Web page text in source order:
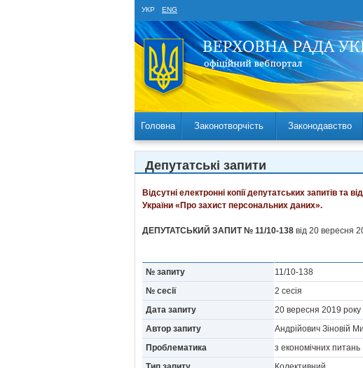
УКР ENG
Головна Законотворчість Законодавство
Депутатські запити
Відсутні електронні копії депутатських запитів
України «Про захист персональних даних».
ДЕПУТАТСЬКИЙ ЗАПИТ № 11/10-138 від 20 вересня
№ запиту
11/10-138
№ сесії
2 сесія
Дата запиту
20 вересня 2019 року
Автор запиту
Андрійович Зіновій
Проблематика
з економічних питань